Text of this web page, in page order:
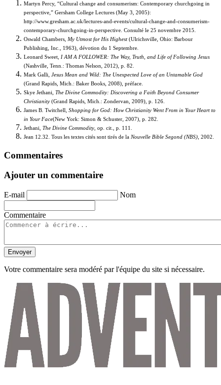
Martyn Percy, “Cultural change and consumerism: Contemporary churchgoing in
perspective,” Gersham College Lectures (May 3, 2005):
http://www.gresham.ac.uk/lectures-and-events/cultural-change-and-consumerism-
contemporary-churchgoing-in-perspective. Consulté le 25 novembre 2015.
Oswald Chambers, My Utmost for His Highest(Ulrichsville, Ohio: Barbour
Publishing, Inc., 1963), dévotion du 1 Septembre.
Leonard Sweet, I AM A FOLLOWER: The Way, Truth, and Life of Following Jesus
(Nashville, Tenn.: Thomas Nelson, 2012), p. 82.
Mark Galli, Jesus Mean and Wild: The Unexpected Love of an Untamable God
(Grand Rapids, Mich.: Baker Books, 2008), préface.
Skye Jethani, The Divine Commodity: Discovering a Faith Beyond Consumer
Christianity (Grand Rapids, Mich.: Zondervan, 2009), p. 126.
James B. Twitchell, Shopping for God: How Christianity Went From in Your Heart to
in Your Face(New York: Simon & Schuster, 2007), p. 282.
Jethani, The Divine Commodity , op. cit., p. 111.
Jean 12.32. Tous les textes cités sont tirés de la Nouvelle Bible Segond (NBS) , 2002.
Commentaires
Ajouter un commentaire
E-mail Nom
Commentaire
Envoyer
Votre commentaire sera modéré par l'équipe du site si nécessaire.